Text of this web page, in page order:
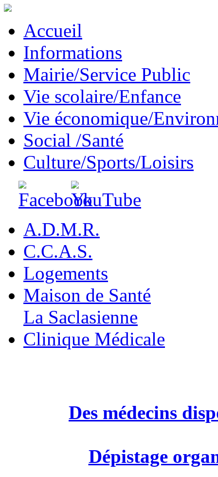
Accueil
Informations
Mairie/Service Public
Vie scolaire/Enfance
Vie économique/
Social /Santé
Culture/Sports/Loisirs
A.D.M.R.
C.C.A.S.
Logements
Maison de Santé
La Saclasienne
Clinique Médicale
Des médecins
Dépistage